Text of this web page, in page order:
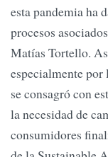
esta pandemia ha
procesos
Matías Tortello.
especialmente por
se consagró con
la necesidad de
consumidores